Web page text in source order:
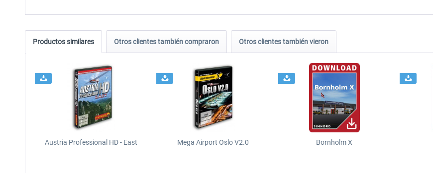
Productos similares Otros clientes también compraron Otros clientes también vieron
Austria Professional HD - East Mega Airport Oslo V2.0 Bornholm X